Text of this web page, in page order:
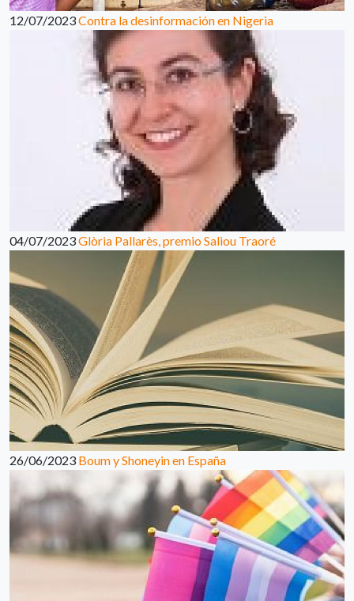
12/07/2023Contra la desinformación en Nigeria
04/07/2023Glòria Pallarès, premio Saliou Traoré
26/06/2023 Boum y Shoneyin en España